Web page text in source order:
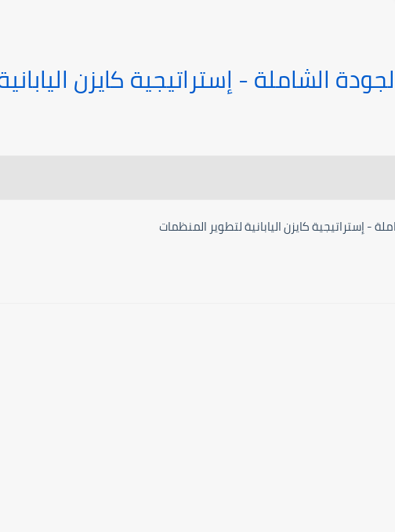
الشاملة - إستراتيجية كايزن
- إستراتيجية كايزن اليابانية لتطوير المنظمات